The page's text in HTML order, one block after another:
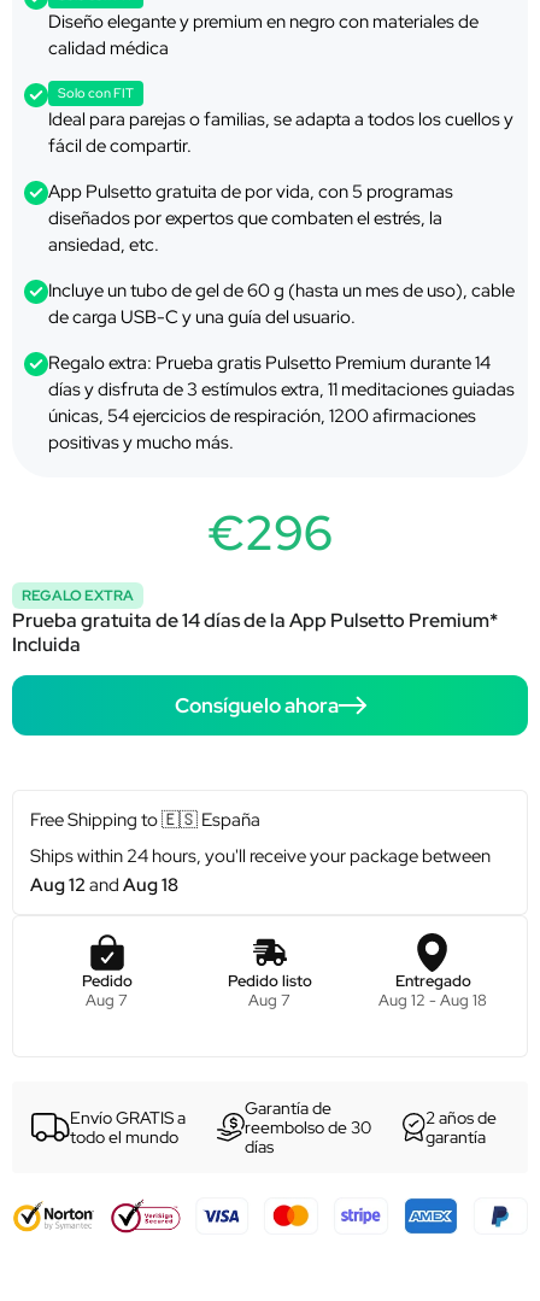
Diseño elegante y premium en negro con materiales de
calidad médica
Solo con FIT
Ideal para parejas o familias, se adapta a todos los cuellos y
fácil de compartir.
App Pulsetto gratuita de por vida, con 5 programas
diseñados por expertos que combaten el estrés, la
ansiedad, etc.
Incluye un tubo de gel de 60 g (hasta un mes de uso), cable
de carga USB-C y una guía del usuario.
Regalo extra: Prueba gratis Pulsetto Premium durante 14
días y disfruta de 3 estímulos extra, 11 meditaciones guiadas
únicas, 54 ejercicios de respiración, 1200 afirmaciones
positivas y mucho más.
€296
REGALO EXTRA
Prueba gratuita de 14 días de la App Pulsetto Premium*
Incluida
Consíguelo ahora
Free Shipping to🇪🇸 España
Ships within 24 hours, you'll receive your package between
Aug 12 andAug 18
Pedido
Aug 7
Pedido listo
Aug 7
Entregado
Aug 12 - Aug 18
Envío GRATIS a
todo el mundo
Garantía de
reembolso de 30
días
2 años de
garantía